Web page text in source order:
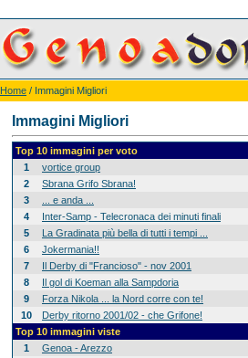
Home / Immagini Migliori
Immagini Migliori
Top 10 immagini per voto
1
vortice group
2
Sbrana Grifo Sbrana!
3
... e anda ...
4
Inter-Samp - Telecronaca dei minuti finali
5
La Gradinata più bella di tutti i tempi ...
6
Jokermania!!
7
Il Derby di "Francioso" - nov 2001
8
Il gol di Koeman alla Sampdoria
9
Forza Nikola ... la Nord corre con te!
10
Derby ritorno 2001/02 - che Grifone!
Top 10 immagini viste
1
Genoa - Arezzo